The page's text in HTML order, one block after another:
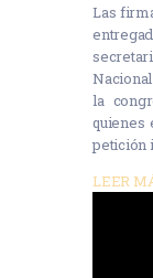
Las
la
quienes
petición
LEER